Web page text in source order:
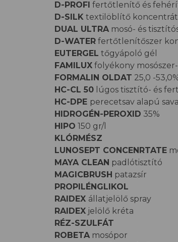
D-PROFI fertőtlenítő és
D-SILK textilöblítő
DUAL ULTRA mosó- és
D-WATER fertőtlenítőszer
EUTERGEL tőgyápoló gél
FAMILUX folyékony mosószer-
FORMALIN OLDAT 25,0 -
HC-CL 50 lúgos tisztító- és
HC-DPE perecetsav alapú
HIDROGÉN-PEROXID 35%
HIPO 150 gr/l
KLÓRMÉSZ
LUNOSEPT CONCENRTATE
MAYA CLEAN padlótisztító
MAGICBRUSH patazsír
PROPILÉNGLIKOL
RAIDEX állatjelölő spray
RAIDEX jelölő kréta
RÉZ-SZULFÁT
ROBETA mosópor